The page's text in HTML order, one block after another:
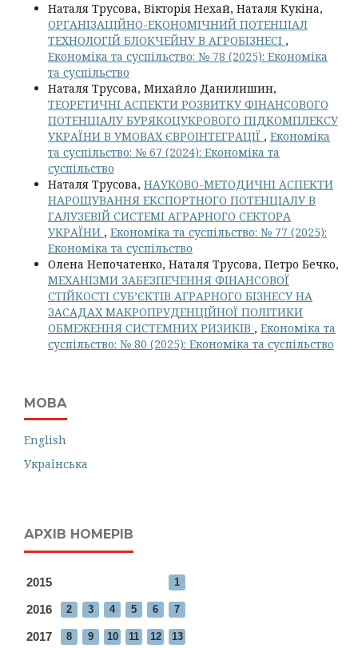
Наталя Трусова, Вікторія Нехай, Наталя Кукіна,
ОРГАНІЗАЦІЙНО-ЕКОНОМІЧНИЙ ПОТЕНЦІАЛ
ТЕХНОЛОГІЙ БЛОКЧЕЙНУ В АГРОБІЗНЕСІ ,
Економіка та суспільство: № 78 (2025): Економіка
та суспільство
Наталя Трусова, Михайло Данилишин,
ТЕОРЕТИЧНІ АСПЕКТИ РОЗВИТКУ ФІНАНСОВОГО
ПОТЕНЦІАЛУ БУРЯКОЦУКРОВОГО ПІДКОМПЛЕКСУ
УКРАЇНИ В УМОВАХ ЄВРОІНТЕГРАЦІЇ , Економіка
та суспільство: № 67 (2024): Економіка та
суспільство
Наталя Трусова, НАУКОВО-МЕТОДИЧНІ АСПЕКТИ
НАРОЩУВАННЯ ЕКСПОРТНОГО ПОТЕНЦІАЛУ В
ГАЛУЗЕВІЙ СИСТЕМІ АГРАРНОГО СЕКТОРА
УКРАЇНИ , Економіка та суспільство: № 77 (2025):
Економіка та суспільство
Олена Непочатенко, Наталя Трусова, Петро Бечко,
МЕХАНІЗМИ ЗАБЕЗПЕЧЕННЯ ФІНАНСОВОЇ
СТІЙКОСТІ СУБ’ЄКТІВ АГРАРНОГО БІЗНЕСУ НА
ЗАСАДАХ МАКРОПРУДЕНЦІЙНОЇ ПОЛІТИКИ
ОБМЕЖЕННЯ СИСТЕМНИХ РИЗИКІВ , Економіка та
суспільство: № 80 (2025): Економіка та суспільство
МОВА
English
Українська
АРХІВ НОМЕРІВ
2015 1
2016 2 3 4 5 6 7
2017 8 9 10 11 12 13